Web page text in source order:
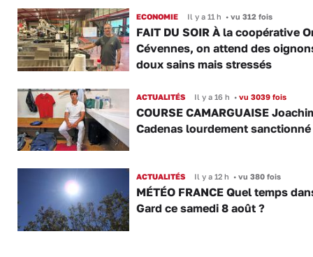
ECONOMIE Il y a 11 h •vu 312 fois
FAIT DU SOIR À la coopérative
Cévennes, on attend des
doux sains mais stressés
ACTUALITÉS Il y a 16 h •vu 3039 fois
COURSE CAMARGUAISE
Cadenas lourdement sanctionné
ACTUALITÉS Il y a 12 h •vu 380 fois
MÉTÉO FRANCE Quel temps
Gard ce samedi 8 août ?